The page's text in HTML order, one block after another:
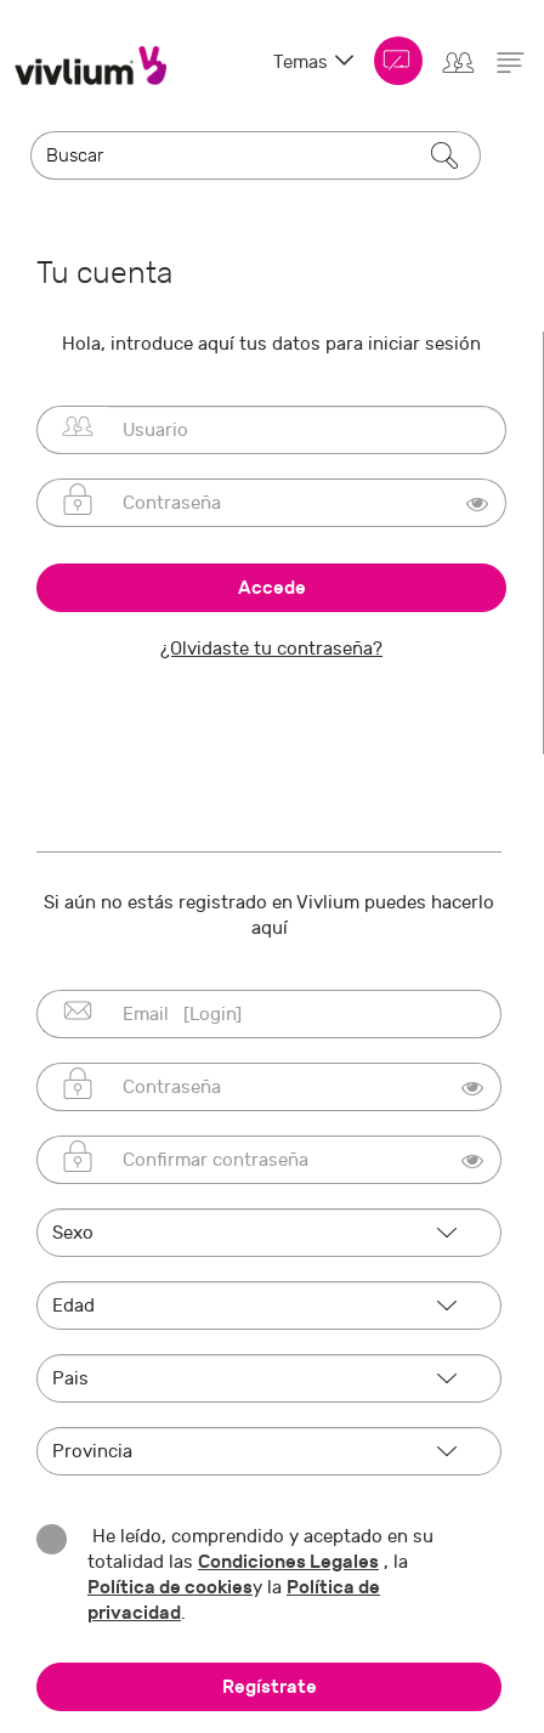
Temas
Tu cuenta
Hola, introduce aquí tus datos para iniciar sesión
¿Olvidaste tu contraseña?
Si aún no estás registrado en Vivlium puedes hacerlo
aquí
He leído, comprendido y aceptado en su
totalidad las Condiciones Legales , la
Política de cookiesy la Política de
privacidad.